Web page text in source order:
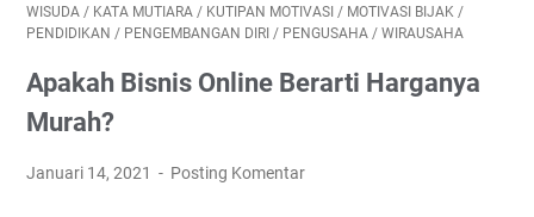
WISUDA / KATA MUTIARA / KUTIPAN MOTIVASI / MOTIVASI BIJAK /
PENDIDIKAN / PENGEMBANGAN DIRI / PENGUSAHA / WIRAUSAHA
Apakah Bisnis Online Berarti Harganya
Murah?
Januari 14, 2021 Posting Komentar